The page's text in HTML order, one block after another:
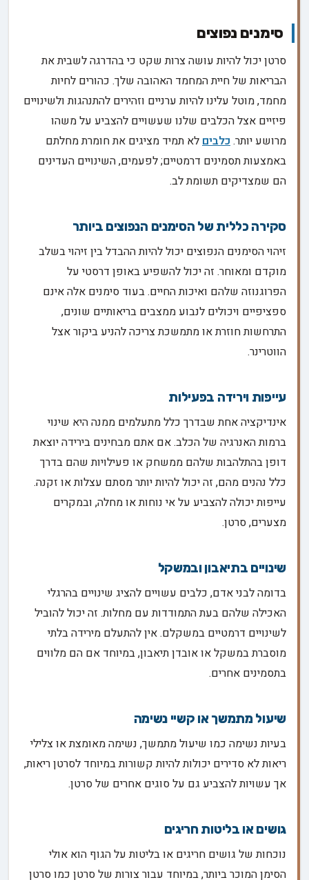
סימנים נפוצים
סרטן יכול להיות עושה צרות שקט כי בהדרגה לשבית את
הבריאות של חיית המחמד האהובה שלך. כהורים לחיות
מחמד, מוטל עלינו להיות ערניים וזהירים להתנהגות ולשינויים
פיזיים אצל הכלבים שלנו שעשויים להצביע על משהו
מרושע יותר. כלבים לא תמיד מציגים את חומרת מחלתם
באמצעות תסמינים דרמטיים; לפעמים, השינויים העדינים
הם שמצדיקים תשומת לב.
סקירה כללית של הסימנים הנפוצים ביותר
זיהוי הסימנים הנפוצים יכול להיות ההבדל בין זיהוי בשלב
מוקדם ומאוחר. זה יכול להשפיע באופן דרסטי על
הפרוגנוזה שלהם ואיכות החיים. בעוד סימנים אלה אינם
ספציפיים ויכולים לנבוע ממצבים בריאותיים שונים,
התרחשות חוזרת או מתמשכת צריכה להניע ביקור אצל
הווטרינר.
עייפות וירידה בפעילות
אינדיקציה אחת שבדרך כלל מתעלמים ממנה היא שינוי
ברמות האנרגיה של הכלב. אם אתם מבחינים בירידה יוצאת
דופן בהתלהבות שלהם ממשחק או פעילויות שהם בדרך
כלל נהנים מהם, זה יכול להיות יותר מסתם עצלות או זקנה.
עייפות יכולה להצביע על אי נוחות או מחלה, ובמקרים
מצערים, סרטן.
שינויים בתיאבון ובמשקל
בדומה לבני אדם, כלבים עשויים להציג שינויים בהרגלי
האכילה שלהם בעת התמודדות עם מחלות. זה יכול להוביל
לשינויים דרמטיים במשקלם. אין להתעלם מירידה בלתי
מוסברת במשקל או אובדן תיאבון, במיוחד אם הם מלווים
בתסמינים אחרים.
שיעול מתמשך או קשיי נשימה
בעיות נשימה כמו שיעול מתמשך, נשימה מאומצת או צלילי
ריאות לא סדירים יכולות להיות קשורות במיוחד לסרטן ריאות,
אך עשויות להצביע גם על סוגים אחרים של סרטן.
גושים או בליטות חריגים
נוכחות של גושים חריגים או בליטות על הגוף הוא אולי
הסימן המוכר ביותר, במיוחד עבור צורות של סרטן כמו סרטן